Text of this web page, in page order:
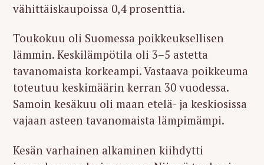
vähittäiskaupoissa 0,4 prosenttia.
Toukokuu oli Suomessa poikkeuksellisen
lämmin. Keskilämpötila oli 3–5 astetta
tavanomaista korkeampi. Vastaava poikkeuma
toteutuu keskimäärin kerran 30 vuodessa.
Samoin kesäkuu oli maan etelä- ja keskiosissa
vajaan asteen tavanomaista lämpimämpi.
Kesän varhainen alkaminen kiihdytti